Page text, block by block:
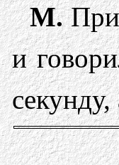
М.
и